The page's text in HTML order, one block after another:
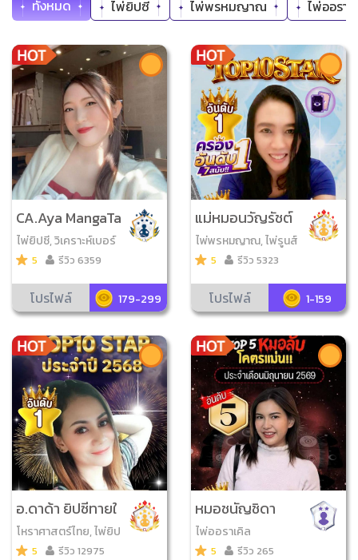
ทั้งหมด ไพ่ยิปซี ไพ่พรหมญาณ ไพ่ออรา
CA.Aya MangaTa
rot
ไพ่ยิปซี, วิเคราะห์เบอร์
มือถือ, ไพ่ออราเคิล, ไพ่
์, ศาสตร์เสี่ยงทาย, ไ
พ่โชคดีมีสุข, ดูเลขมงค
รัก, ไพ่กรีก, ไพ่ตรีโลกา,
ไพ่วจนะ​สุภาษิต​ , ไพ่ญา
ณ ณ โลก, ไพ่กาลีมหาม
ายา, ไพ่ขลัง, ไพ่เรือนคุ
ณหลวง, ไพ่จุติ
5 รีวิว 6359
โปรไฟล์ 179-299
แม่หมอนวัญรัชต์
ไพ่พรหมญาณ, ไพ่รูนส์
5 รีวิว 5323
โปรไฟล์ 1-159
อ.ดาด้า ยิปซีทายใ
จ
โหราศาสตร์ไทย, ไพ่ยิป
ซี, เลข7ตัว9ฐาน, วิเคร
5 รีวิว 12975
หมอชนัญชิดา
ไพ่ออราเคิล
5 รีวิว 265